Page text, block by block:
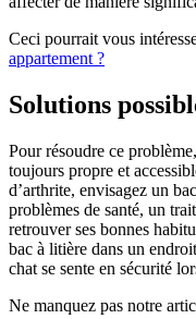
Ceci pourrait vous
appartement ?
Solutions
Pour résoudre ce
toujours propre et
d’arthrite, envisagez un
problèmes de santé, un
retrouver ses bonnes
bac à litière dans un
chat se sente en sécurité
Ne manquez pas notre